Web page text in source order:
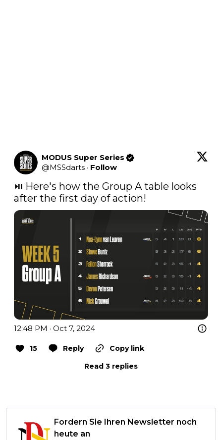
MODUS Super Series
@MSSdarts · Follow
⏯️ Here's how the Group A table looks
after the first day of action!
12:48 PM · Oct 7, 2024
15 Reply
Copy link
Read 3 replies
Fordern Sie Ihren Newsletter noch
heute an